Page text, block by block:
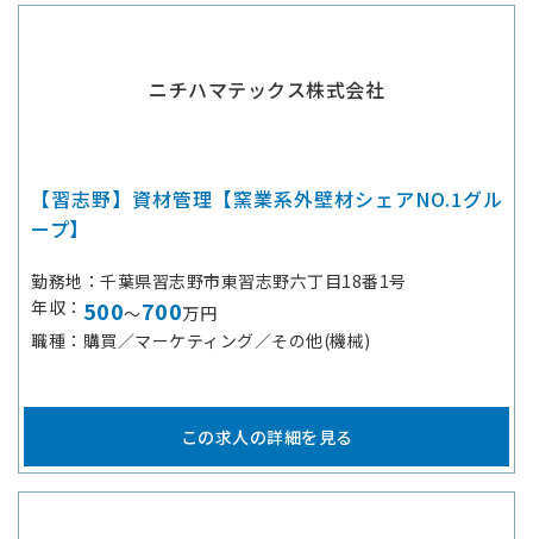
ニチハマテックス株式会社
【習志野】資材管理【窯業系外壁材シェアNO.1グル
ープ】
勤務地
千葉県習志野市東習志野六丁目18番1号
年収
500～700万円
職種
購買／マーケティング／その他(機械)
この求人の詳細を見る